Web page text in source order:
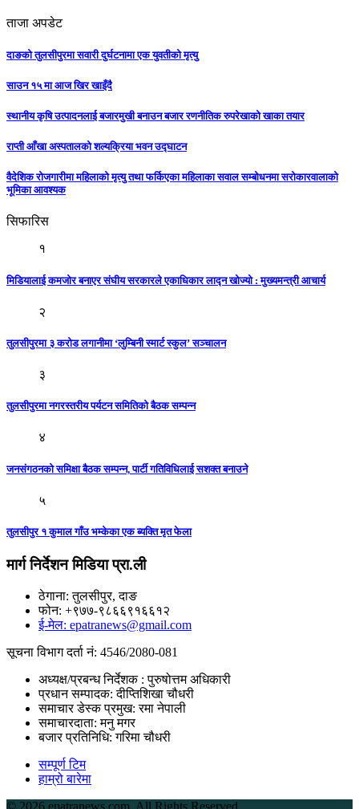
ताजा अपडेट
दाङको तुलसीपुरमा सवारी दुर्घटनामा एक युवतीको मृत्यु
साउन १५ मा आज खिर खाइँदै
स्थानीय कृषि उत्पादनलाई बजारमुखी बनाउन बजार रणनीतिक रुपरेखाको खाका तयार
राप्ती आँखा अस्पतालको शल्यक्रिया भवन उद्घाटन
वैदेशिक रोजगारीमा महिलाको मृत्यु तथा फर्किएका महिलाका सवाल सम्बोधनमा सरोकारवालाको
भूमिका आवश्यक
सिफारिस
१
मिडियालाई कमजोर बनाएर संघीय सरकारले एकाधिकार लाद्न खोज्यो : मुख्यमन्त्री आचार्य
२
तुलसीपुरमा ३ करोड लगानीमा ‘लुम्बिनी स्मार्ट स्कुल’ सञ्चालन
३
तुलसीपुरमा नगरस्तरीय पर्यटन समितिको बैठक सम्पन्न
४
जनसंगठनकाे समिक्षा बैठक सम्पन्न, पार्टी गतिविधिलाई सशक्त बनाउने
५
तुलसीपुर १ कुमाल गाँउ भम्केका एक ब्यक्ति मृत फेला
मार्ग निर्देशन मिडिया प्रा.ली
ठेगाना: तुलसीपुर, दाङ
फोन: +९७७-९८६६९१६६१२
ई-मेल: epatranews@gmail.com
सूचना विभाग दर्ता नं: 4546/2080-081
अध्यक्ष/प्रबन्ध निर्देशक : पुरुषोत्तम अधिकारी
प्रधान सम्पादक: दीप्तिशिखा चौधरी
समाचार डेस्क प्रमुख: रमा नेपाली
समाचारदाता: मनु मगर
बजार प्रतिनिधि: गरिमा चौधरी
सम्पूर्ण टिम
हाम्रो बारेमा
© 2026 epatranews.com, All Rights Reserved.